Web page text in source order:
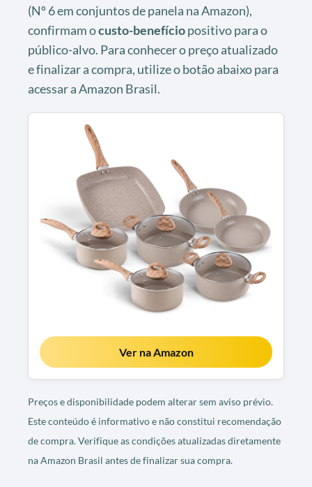
(Nº 6 em conjuntos de panela na Amazon),
confirmam ocusto-benefíciopositivo para o
público-alvo. Para conhecer o preço atualizado
e finalizar a compra, utilize o botão abaixo para
acessar a Amazon Brasil.
Ver na Amazon
Preços e disponibilidade podem alterar sem aviso prévio.
Este conteúdo é informativo e não constitui recomendação
de compra. Verifique as condições atualizadas diretamente
na Amazon Brasil antes de finalizar sua compra.